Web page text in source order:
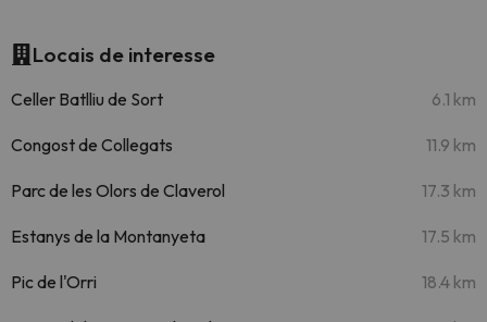
Locais de interesse
Celler Batlliu de Sort 6.1 km
Congost de Collegats 11.9 km
Parc de les Olors de Claverol 17.3 km
Estanys de la Montanyeta 17.5 km
Pic de l'Orri 18.4 km